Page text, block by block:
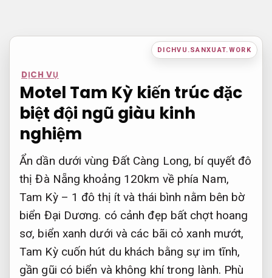
nội
DICHVU.SANXUAT.WORK
DỊCH VỤ
Motel Tam Kỳ kiến trúc đặc
biệt đội ngũ giàu kinh
nghiệm
Ẩn dần dưới vùng Đất Càng Long, bí quyết đô
thị Đà Nẵng khoảng 120km về phía Nam,
Tam Kỳ – 1 đô thị ít và thái bình nằm bên bờ
biển Đại Dương. có cảnh đẹp bất chợt hoang
sơ, biển xanh dưới và các bãi cỏ xanh mướt,
Tam Kỳ cuốn hút du khách bằng sự im tĩnh,
gần gũi có biển và không khí trong lành. Phù